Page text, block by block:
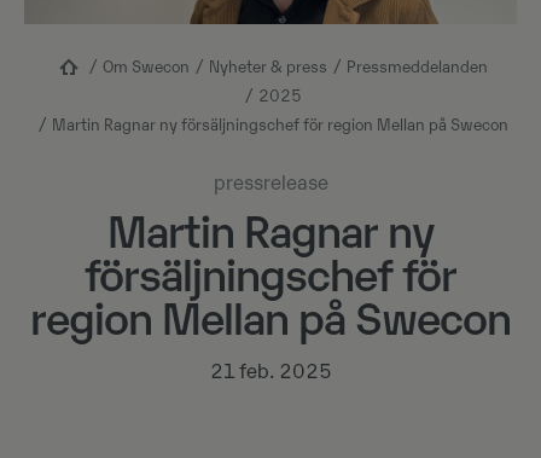
Om Swecon Nyheter & press
Pressmeddelanden
2025
Martin Ragnar ny försäljningschef för region Mellan på Swecon
pressrelease
Martin Ragnar ny
försäljningschef för
region Mellan på Swecon
21 feb. 2025